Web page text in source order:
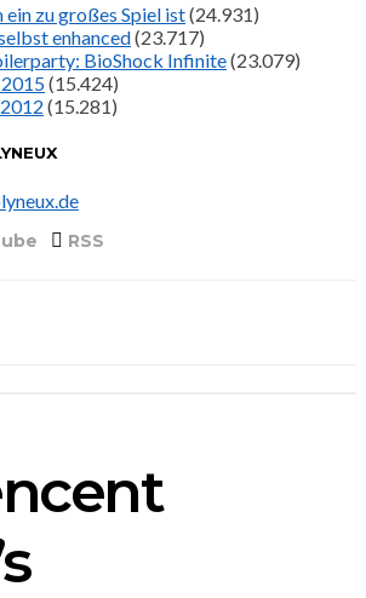
zu großes Spiel ist(24.931)
enhanced(23.717)
BioShock Infinite(23.079)
(15.424)
(15.281)
RSS